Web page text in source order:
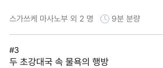
스가쓰케 마사노부 외 2 명 9분 분량
#3
두 초강대국 속 물욕의 행방